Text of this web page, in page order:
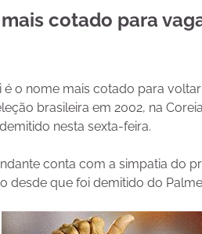
cotado para
é o nome mais cotado para
brasileira em 2002, na
nesta sexta-feira.
conta com a simpatia do
desde que foi demitido do